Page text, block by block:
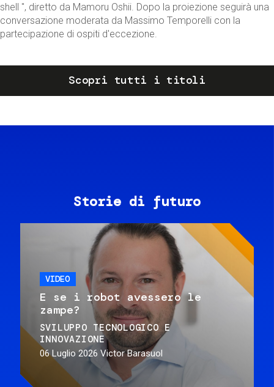
shell ", diretto da Mamoru Oshii. Dopo la proiezione seguirà una
conversazione moderata da Massimo Temporelli con la
partecipazione di ospiti d'eccezione.
Scopri tutti i titoli
Storie di futuro
VIDEO
E se i robot avessero le
zampe?
SVILUPPO TECNOLOGICO E
INNOVAZIONE
06 Luglio 2026 Victor Barasuol